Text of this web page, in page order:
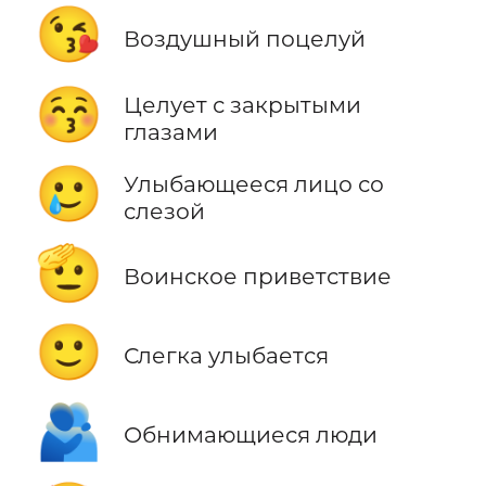
😘 Воздушный поцелуй
😚
Целует с закрытыми
глазами
🥲
Улыбающееся лицо со
слезой
🫡 Воинское приветствие
🙂 Слегка улыбается
🫂 Обнимающиеся люди